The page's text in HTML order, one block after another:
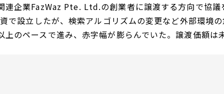
連企業FazWaz Pte. Ltd.の創業者に譲渡する方向で協
で設立したが、検索アルゴリズムの変更など外部環境
上のペースで進み、赤字幅が膨らんでいた。譲渡価額